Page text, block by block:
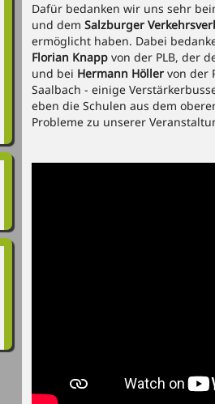
Dafür bedanken wir uns sehr
und dem Salzburger
ermöglicht haben. Dabei
Florian Knapp von der PLB, der
und bei Hermann Höller von der
Saalbach - einige
eben die Schulen aus dem
Probleme zu unserer